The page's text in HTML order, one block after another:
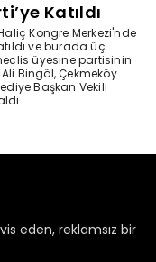
Katıldı
Kongre Merkezi'nde
ve burada üç
üyesine partisinin
Bingöl, Çekmeköy
Başkan Vekili
eden, reklamsız bir